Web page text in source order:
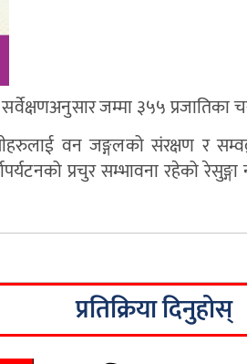
जम्मा ३५५
वन जङ्गलको संरक्षण र
प्रचुर सम्भावना रहेको
प्रतिक्रिया दिनुहोस्